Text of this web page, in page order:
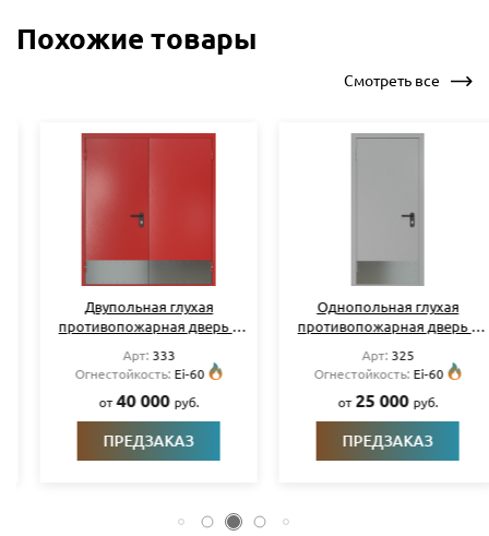
Похожие товары
Смотреть все
Двупольная глухая
противопожарная дверь с
Арт:333
Огнестойкость:Ei-60
40 000руб.
ПРЕДЗАКАЗ
Однопольная глухая
противопожарная дверь с
Арт:325
Огнестойкость:Ei-60
25 000руб.
ПРЕДЗАКАЗ